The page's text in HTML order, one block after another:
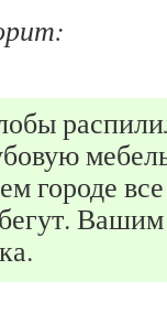
городе
Вашим